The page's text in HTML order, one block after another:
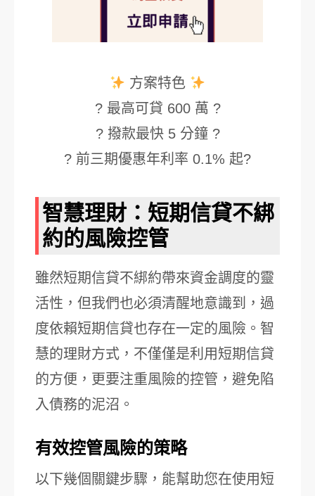
方案特色
? 最高可貸 600 萬 ?
? 撥款最快 5 分鐘 ?
? 前三期優惠年利率 0.1% 起?
智慧理財：短期信貸不綁
約的風險控管
雖然短期信貸不綁約帶來資金調度的靈
活性，但我們也必須清醒地意識到，過
度依賴短期信貸也存在一定的風險。智
慧的理財方式，不僅僅是利用短期信貸
的方便，更要注重風險的控管，避免陷
入債務的泥沼。
有效控管風險的策略
以下幾個關鍵步驟，能幫助您在使用短